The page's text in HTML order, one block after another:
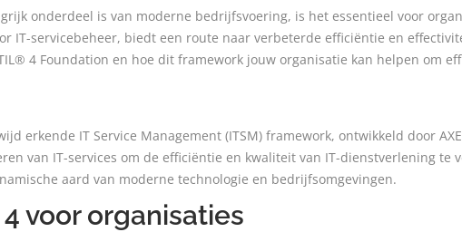
onderdeel is van moderne bedrijfsvoering, is het essentieel voor
IT-servicebeheer, biedt een route naar verbeterde efficiëntie en
4 Foundation en hoe dit framework jouw organisatie kan helpen om
erkende IT Service Management (ITSM) framework, ontwikkeld door
van IT-services om de efficiëntie en kwaliteit van IT-dienstverlening te
aard van moderne technologie en bedrijfsomgevingen.
voor organisaties